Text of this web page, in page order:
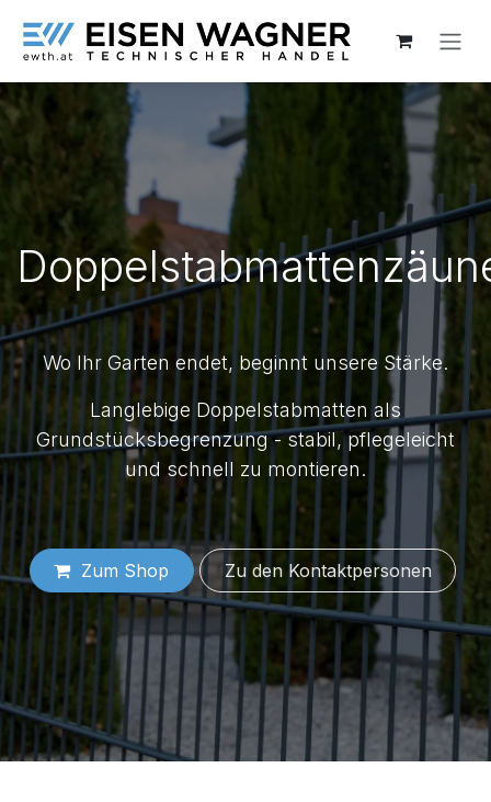
Wo Ihr Garten endet, beginnt unsere Stärke.
Langlebige Doppelstabmatten als
Grundstücksbegrenzung - stabil, pflegeleicht
und schnell zu montieren.
Zum Shop Zu den Konta​​​​​​​​​​​​ktp​​​​er​​sonen